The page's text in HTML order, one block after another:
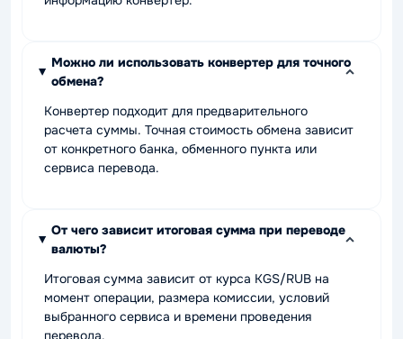
Можно ли использовать конвертер для точного
обмена?
Конвертер подходит для предварительного
расчета суммы. Точная стоимость обмена зависит
от конкретного банка, обменного пункта или
сервиса перевода.
От чего зависит итоговая сумма при переводе
валюты?
Итоговая сумма зависит от курса KGS/RUB на
момент операции, размера комиссии, условий
выбранного сервиса и времени проведения
перевода.